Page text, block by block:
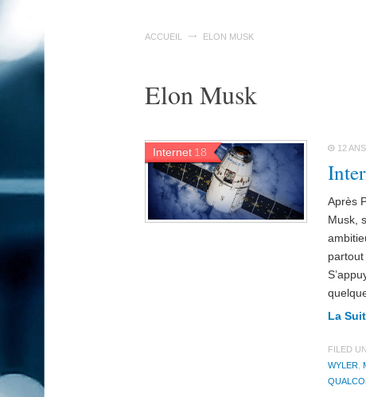
ACCUEIL ELON MUSK
Elon Musk
Internet 18 12 ANS
Après
Musk,
La
FILED
WYLER